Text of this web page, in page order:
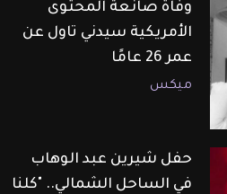
وفاة صانعة المحتوى
الأمريكية سيدني تاول عن
عمر 26 عامًا
ميكس
حفل شيرين عبد الوهاب
في الساحل الشمالي.. "كلنا